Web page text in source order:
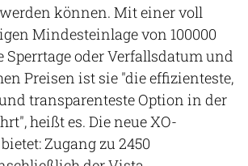
können. Mit einer voll
Mindesteinlage von 100000
Sperrtage oder Verfallsdatum und
Preisen ist sie "die effizienteste,
transparenteste Option in der
heißt es. Die neue XO-
Zugang zu 2450